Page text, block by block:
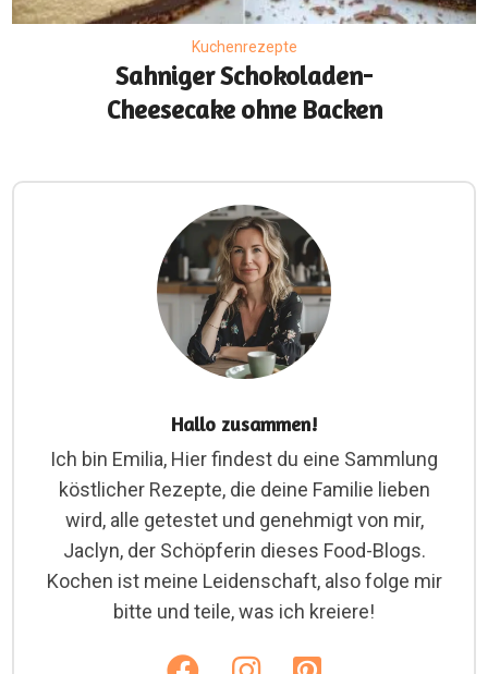
Kuchenrezepte
Sahniger Schokoladen-
Cheesecake ohne Backen
Hallo zusammen!
Ich bin Emilia, Hier findest du eine Sammlung
köstlicher Rezepte, die deine Familie lieben
wird, alle getestet und genehmigt von mir,
Jaclyn, der Schöpferin dieses Food-Blogs.
Kochen ist meine Leidenschaft, also folge mir
bitte und teile, was ich kreiere!